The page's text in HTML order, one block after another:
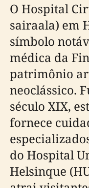
O Hospital
sairaala) em
símbolo
médica da
patrimônio
neoclássico.
século XIX,
fornece
do Hospital
Helsinque